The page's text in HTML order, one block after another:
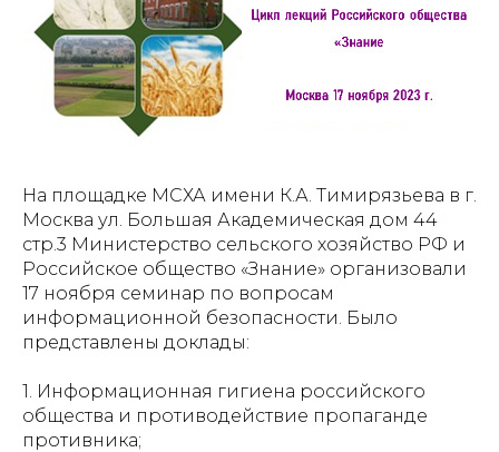
На площадке МСХА имени К.А. Тимирязьева в г.
Москва ул. Большая Академическая дом 44
стр.3 Министерство сельского хозяйство РФ и
Российское общество «Знание» организовали
17 ноября семинар по вопросам
информационной безопасности. Было
представлены доклады:
1. Информационная гигиена российского
общества и противодействие пропаганде
противника;